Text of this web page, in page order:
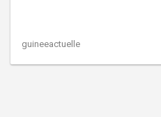
guineeactuelle